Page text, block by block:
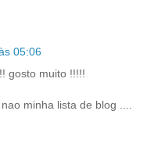
05:06
gosto muito !!!!!
minha lista de blog ....